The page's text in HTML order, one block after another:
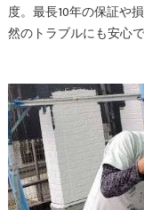
度。最長10年の保証や
然のトラブルにも安心で